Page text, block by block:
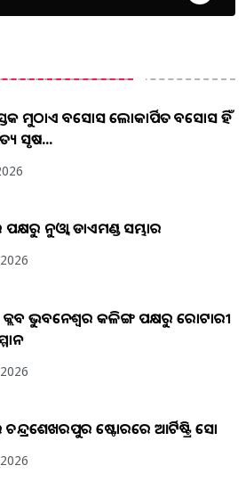
ମୁଠାଏ ଅବସୋସ ଲୋକାର୍ପିତ ଅବସୋସ ହିଁ
ସୃଷ...
ନୁଓ୍ବା ଡାଏମଣ୍ଡ ସମ୍ଭାର
ଭୁବନେଶ୍ୱର କଳିଙ୍ଗ ପକ୍ଷରୁ ରୋଟାରୀ
ଚନ୍ଦ୍ରଶେଖରପୁର ଷ୍ଟୋରରେ ଆର୍ଟିଷ୍ଟ୍ରି ସୋ